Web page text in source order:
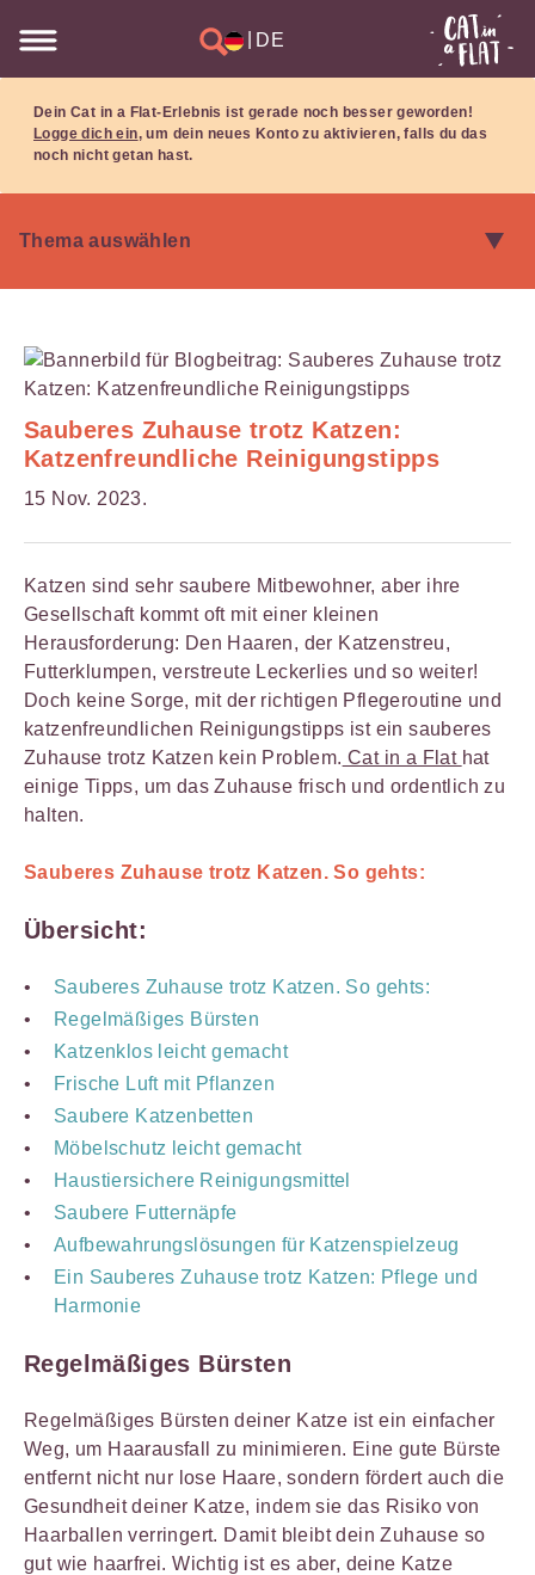
DE
Dein Cat in a Flat-Erlebnis ist gerade noch besser geworden!
Logge dich ein, um dein neues Konto zu aktivieren, falls du das
noch nicht getan hast.
Sauberes Zuhause trotz Katzen:
Katzenfreundliche Reinigungstipps
15 Nov. 2023.
Katzen sind sehr saubere Mitbewohner, aber ihre
Gesellschaft kommt oft mit einer kleinen
Herausforderung: Den Haaren, der Katzenstreu,
Futterklumpen, verstreute Leckerlies und so weiter!
Doch keine Sorge, mit der richtigen Pflegeroutine und
katzenfreundlichen Reinigungstipps ist ein sauberes
Zuhause trotz Katzen kein Problem. Cat in a Flat hat
einige Tipps, um das Zuhause frisch und ordentlich zu
halten.
Sauberes Zuhause trotz Katzen. So gehts:
Übersicht:
Sauberes Zuhause trotz Katzen. So gehts:
Regelmäßiges Bürsten
Katzenklos leicht gemacht
Frische Luft mit Pflanzen
Saubere Katzenbetten
Möbelschutz leicht gemacht
Haustiersichere Reinigungsmittel
Saubere Futternäpfe
Aufbewahrungslösungen für Katzenspielzeug
Ein Sauberes Zuhause trotz Katzen: Pflege und
Harmonie
Regelmäßiges Bürsten
Regelmäßiges Bürsten deiner Katze ist ein einfacher
Weg, um Haarausfall zu minimieren. Eine gute Bürste
entfernt nicht nur lose Haare, sondern fördert auch die
Gesundheit deiner Katze, indem sie das Risiko von
Haarballen verringert. Damit bleibt dein Zuhause so
gut wie haarfrei. Wichtig ist es aber, deine Katze